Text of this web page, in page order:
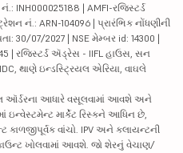
INH000025188 | AMFI-રજિસ્ટર્ડ
નં.: ARN-104096 | પ્રારંભિક નોંધણીની
30/07/2027 | NSE મેમ્બર id: 14300 |
| રજિસ્ટર્ડ ઍડ્રેસ - IIFL હાઉસ, સન
થાણે ઇન્ડસ્ટ્રિયલ એરિયા, વાઘલે
ઑર્ડરના આધારે વસૂલવામાં આવશે અને
ઇન્વેસ્ટમેન્ટ માર્કેટ રિસ્કને આધિન છે,
કાળજીપૂર્વક વાંચો. IPV અને ક્લાયન્ટની
ખોલવામાં આવશે. જો શેરનું વેચાણ/